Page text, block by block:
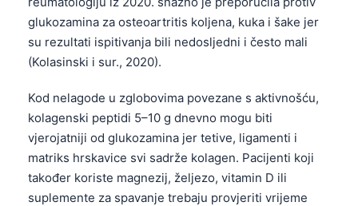
glukozamina za osteoartritis koljena, kuka i šake jer
su rezultati ispitivanja bili nedosljedni i često mali
(Kolasinski i sur., 2020).
Kod nelagode u zglobovima povezane s aktivnošću,
kolagenski peptidi 5–10 g dnevno mogu biti
vjerojatniji od glukozamina jer tetive, ligamenti i
matriks hrskavice svi sadrže kolagen. Pacijenti koji
također koriste magnezij, željezo, vitamin D ili
suplementе za spavanje trebaju provjeriti vrijeme